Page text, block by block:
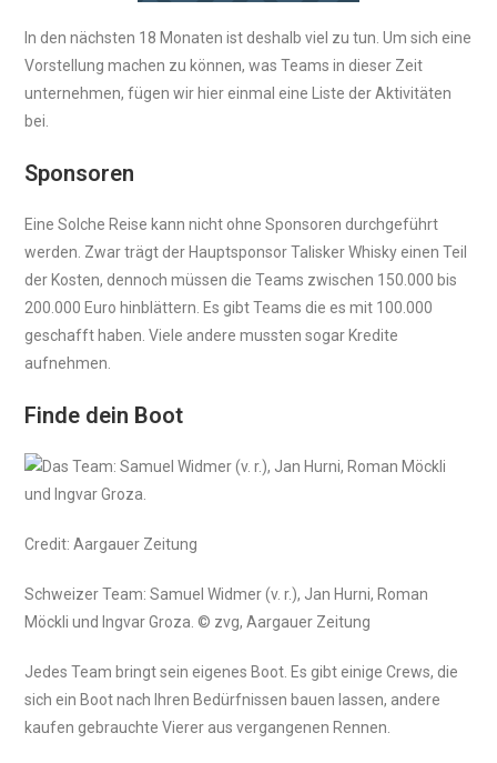
In den nächsten 18 Monaten ist deshalb viel zu tun. Um sich eine
Vorstellung machen zu können, was Teams in dieser Zeit
unternehmen, fügen wir hier einmal eine Liste der Aktivitäten
bei.
Sponsoren
Eine Solche Reise kann nicht ohne Sponsoren durchgeführt
werden. Zwar trägt der Hauptsponsor Talisker Whisky einen Teil
der Kosten, dennoch müssen die Teams zwischen 150.000 bis
200.000 Euro hinblättern. Es gibt Teams die es mit 100.000
geschafft haben. Viele andere mussten sogar Kredite
aufnehmen.
Finde dein Boot
Credit: Aargauer Zeitung
Schweizer Team: Samuel Widmer (v. r.), Jan Hurni, Roman
Möckli und Ingvar Groza. © zvg, Aargauer Zeitung
Jedes Team bringt sein eigenes Boot. Es gibt einige Crews, die
sich ein Boot nach Ihren Bedürfnissen bauen lassen, andere
kaufen gebrauchte Vierer aus vergangenen Rennen.